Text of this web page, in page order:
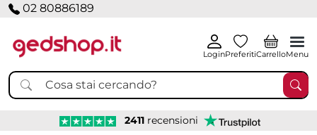
02 80886189
LoginPreferitiCarrelloMenu
2411 recensioni